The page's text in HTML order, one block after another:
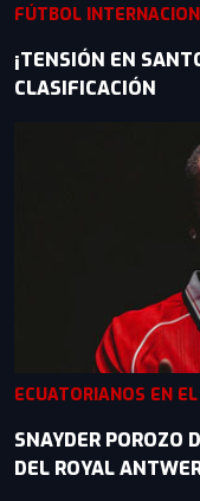
FÚTBOL
¡TENSIÓN EN
CLASIFICACIÓN
ECUATORIANOS EN
SNAYDER POROZO
DEL ROYAL